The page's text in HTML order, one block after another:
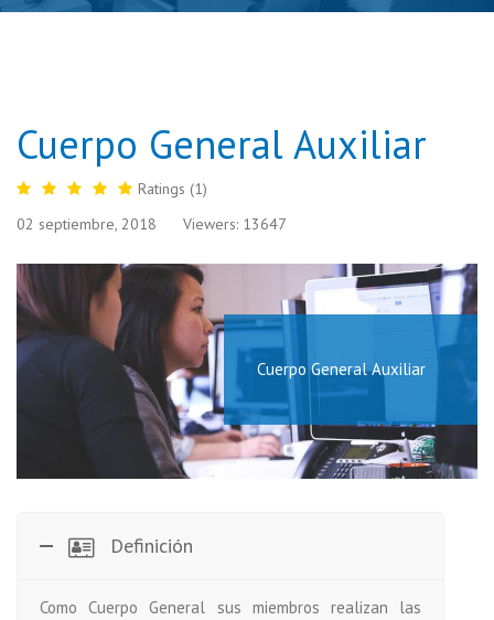
Cuerpo General Auxiliar
Ratings (1)
02 septiembre, 2018
Viewers: 13647
Cuerpo General Auxiliar
Definición
Como Cuerpo General sus miembros realizan las